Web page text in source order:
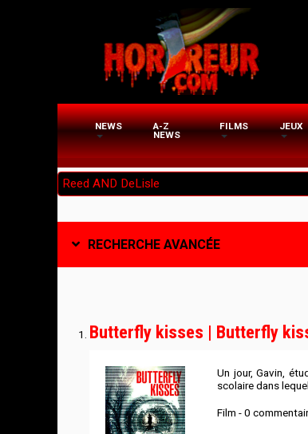
NEWS A-Z
NEWS
FILMS JEUX
RECHERCHE AVANCÉE
Butterfly kisses | Butterfly
Un jour, Gavin,
scolaire dans
Film - 0